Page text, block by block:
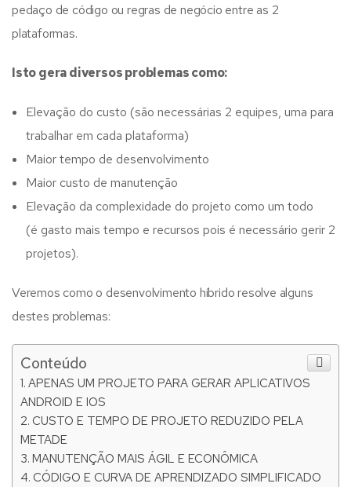
pedaço de código ou regras de negócio entre as 2
plataformas.
Isto gera diversos problemas como:
Elevação do custo (são necessárias 2 equipes, uma para
trabalhar em cada plataforma)
Maior tempo de desenvolvimento
Maior custo de manutenção
Elevação da complexidade do projeto como um todo
(é gasto mais tempo e recursos pois é necessário gerir 2
projetos).
Veremos como o desenvolvimento híbrido resolve alguns
destes problemas:
Conteúdo
APENAS UM PROJETO PARA GERAR APLICATIVOS
ANDROID E IOS
CUSTO E TEMPO DE PROJETO REDUZIDO PELA
METADE
MANUTENÇÃO MAIS ÁGIL E ECONÔMICA
CÓDIGO E CURVA DE APRENDIZADO SIMPLIFICADO